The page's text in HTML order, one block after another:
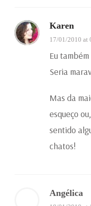
Karen
17/01/2010 at
Eu
Seria
Mas da
esqueço
sentido
chatos!
Angélica